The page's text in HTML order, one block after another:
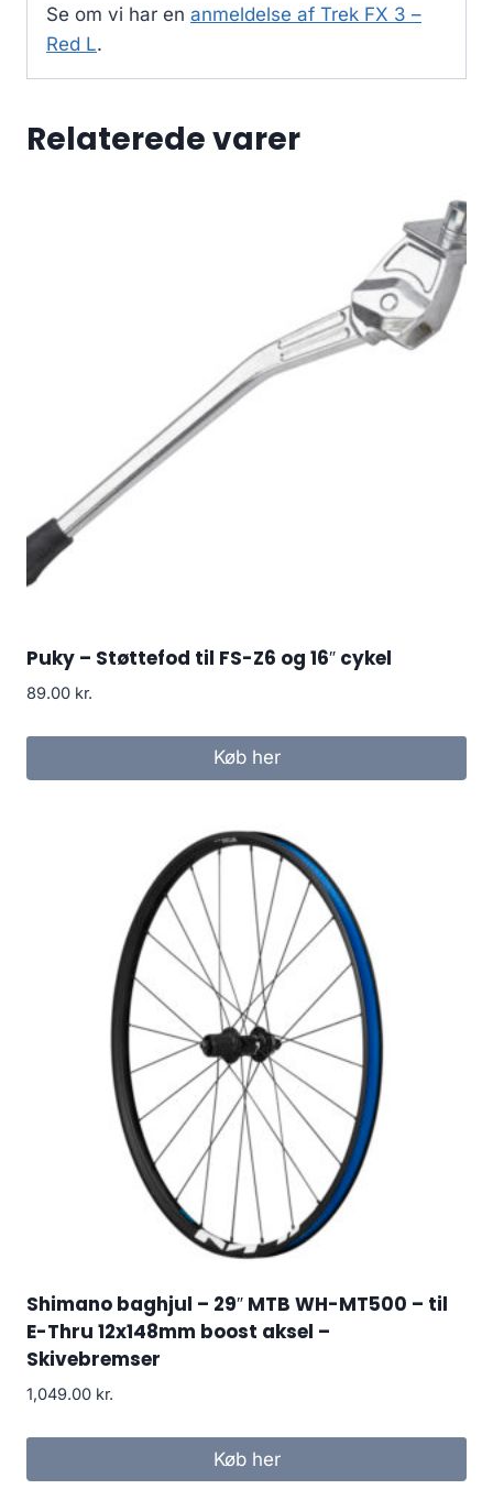
Se om vi har en anmeldelse af Trek FX 3 –
Red L.
Relaterede varer
Puky – Støttefod til FS-Z6 og 16″ cykel
89.00 kr.
Køb her
Shimano baghjul – 29″ MTB WH-MT500 – til
E-Thru 12x148mm boost aksel –
Skivebremser
1,049.00 kr.
Køb her